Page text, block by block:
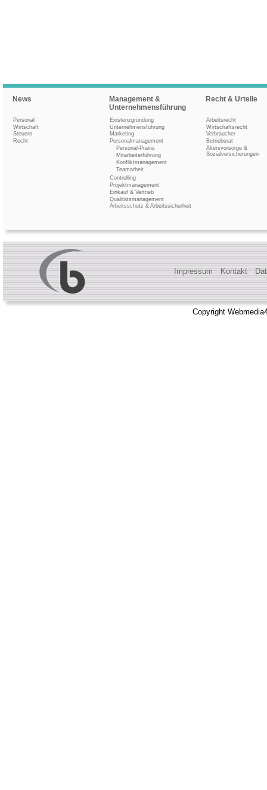
News
Personal
Wirtschaft
Steuern
Recht
Management &
Unternehmensführung
Existenzgründung
Unternehmensführung
Marketing
Personalmanagement
Personal-Praxis
Mitarbeiterführung
Konfliktmanagement
Teamarbeit
Controlling
Projektmanagement
Einkauf & Vertrieb
Qualitätsmanagement
Arbeitsschutz & Arbeitssicherheit
Recht & Urteile
Arbeitsrecht
Wirtschaftsrecht
Verbraucher
Betriebsrat
Altersvorsorge &
Sozialversicherungen
Impressum Kontakt
Copyright